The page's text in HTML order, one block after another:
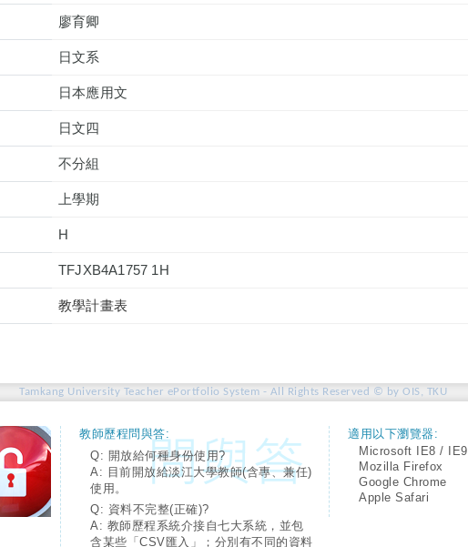
廖育卿
日文系
日本應用文
日文四
不分組
上學期
H
TFJXB4A1757 1H
教學計畫表
Tamkang University Teacher ePortfolio System - All Rights Reserved © by OIS, TKU
教師歷程問與答:
Q: 開放給何種身份使用?
A: 目前開放給淡江大學教師(含專、兼任)
使用。
Q: 資料不完整(正確)?
A: 教師歷程系統介接自七大系統，並包
含某些「CSV匯入」；分別有不同的資料
適用以下瀏覽器:
Microsoft IE8 / IE9
Mozilla Firefox
Google Chrome
Apple Safari